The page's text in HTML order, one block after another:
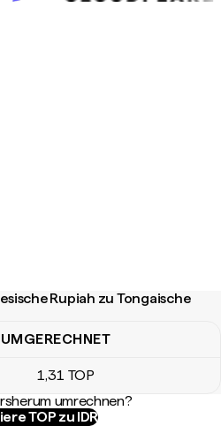
Rupiah zu Tongaische
Rupiah zu Tongaische
UMGERECHNET
1,31 TOP
umrechnen?
TOP zu IDR